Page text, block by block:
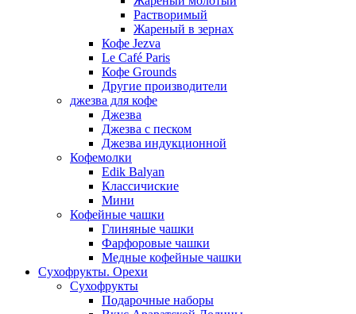
Растворимый
Жареный в зернах
Кофе Jezva
Le Café Paris
Кофе Grounds
Другие производители
джезва для кофе
Джезва
Джезва с песком
Джезва индукционной
Кофемолки
Edik Balyan
Классичиские
Мини
Кофейные чашки
Глиняные чашки
Фарфоровые чашки
Медные кофейные чашки
Сухофрукты. Орехи
Сухофрукты
Подарочные наборы